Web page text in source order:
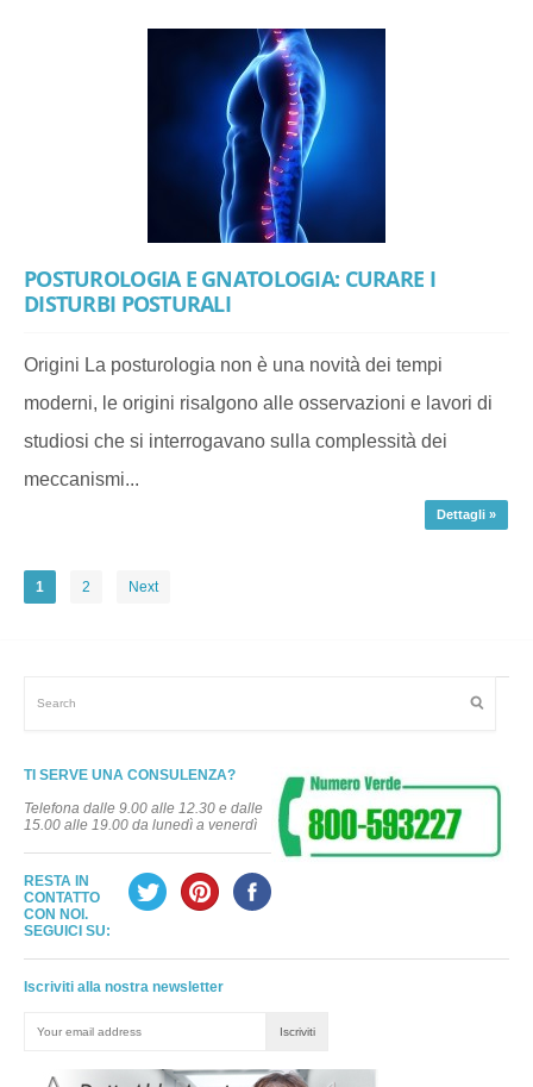
POSTUROLOGIA E GNATOLOGIA: CURARE I
DISTURBI POSTURALI
Origini La posturologia non è una novità dei tempi
moderni, le origini risalgono alle osservazioni e lavori di
studiosi che si interrogavano sulla complessità dei
meccanismi...
Dettagli »
1 2 Next
TI SERVE UNA CONSULENZA?
Telefona dalle 9.00 alle 12.30 e dalle
15.00 alle 19.00 da lunedì a venerdì
RESTA IN
CONTATTO
CON NOI.
SEGUICI SU:
Iscriviti alla nostra newsletter